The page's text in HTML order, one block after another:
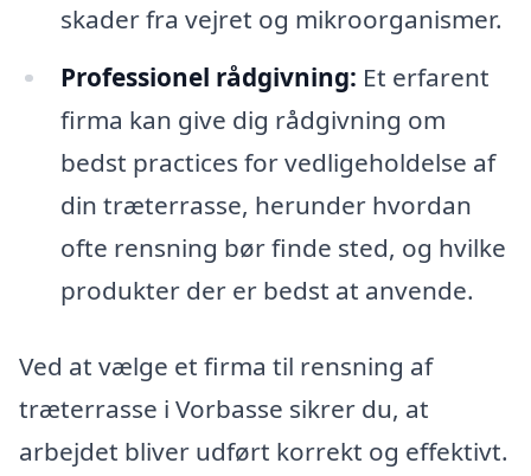
skader fra vejret og mikroorganismer.
Professionel rådgivning: Et erfarent
firma kan give dig rådgivning om
bedst practices for vedligeholdelse af
din træterrasse, herunder hvordan
ofte rensning bør finde sted, og hvilke
produkter der er bedst at anvende.
Ved at vælge et firma til rensning af
træterrasse i Vorbasse sikrer du, at
arbejdet bliver udført korrekt og effektivt.